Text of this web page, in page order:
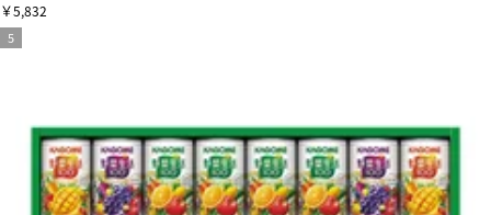
￥5,832